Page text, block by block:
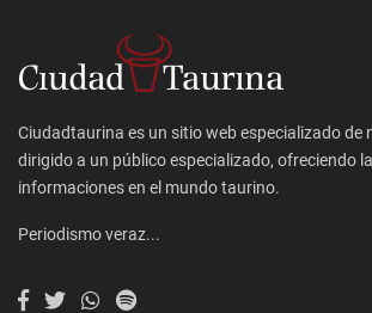
Ciudadtaurina es un sitio web especializado de
dirigido a un público especializado, ofreciendo
informaciones en el mundo taurino.
Periodismo veraz...